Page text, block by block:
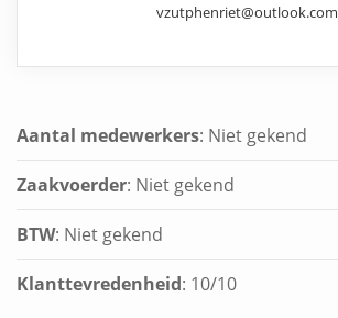
vzutphenriet@outlook.com
Aantal medewerkers: Niet gekend
Zaakvoerder: Niet gekend
BTW: Niet gekend
Klanttevredenheid: 10/10